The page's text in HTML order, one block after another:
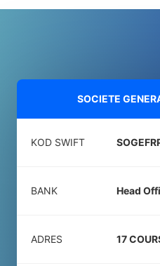
SOCIETE
KOD SWIFT
BANK Head
ADRES 17